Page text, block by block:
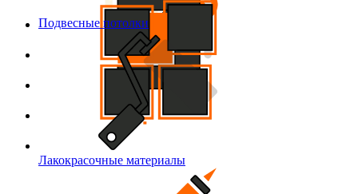
Подвесные потолки
Лакокрасочные материалы